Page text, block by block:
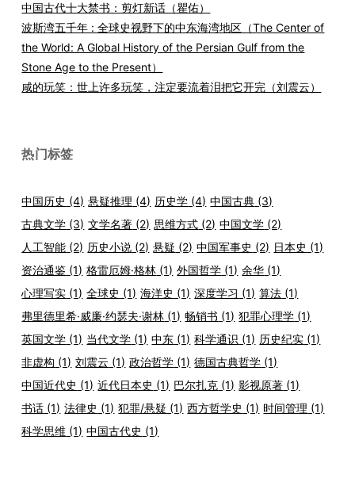
中国古代十大禁书：剪灯新话（瞿佑）
波斯湾五千年 : 全球史视野下的中东海湾地区（The Center of
the World: A Global History of the Persian Gulf from the
Stone Age to the Present）
咸的玩笑：世上许多玩笑，注定要流着泪把它开完（刘震云）
热门标签
中国历史 (4) 悬疑推理 (4) 历史学 (4) 中国古典 (3)
古典文学 (3) 文学名著 (2) 思维方式 (2) 中国文学 (2)
人工智能 (2) 历史小说 (2) 悬疑 (2) 中国军事史 (2) 日本史 (1)
资治通鉴 (1) 格雷厄姆·格林 (1) 外国哲学 (1) 余华 (1)
心理写实 (1) 全球史 (1) 海洋史 (1) 深度学习 (1) 算法 (1)
弗里德里希·威廉·约瑟夫·谢林 (1) 畅销书 (1) 犯罪心理学 (1)
英国文学 (1) 当代文学 (1) 中东 (1) 科学通识 (1) 历史纪实 (1)
非虚构 (1) 刘震云 (1) 政治哲学 (1) 德国古典哲学 (1)
中国近代史 (1) 近代日本史 (1) 巴尔扎克 (1) 影视原著 (1)
书话 (1) 法律史 (1) 犯罪/悬疑 (1) 西方哲学史 (1) 时间管理 (1)
科学思维 (1) 中国古代史 (1)